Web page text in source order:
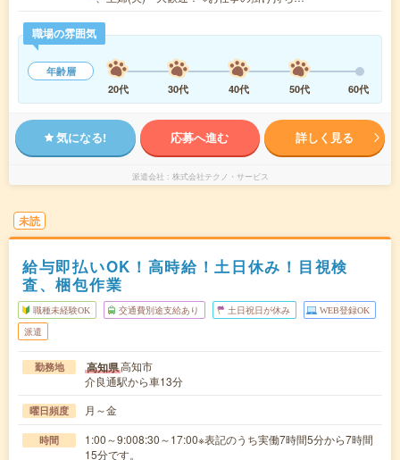
職場の雰囲気
年齢層
20代
30代 40代 50代 60代
気になる! 応募へ進む 詳しく見る
派遣会社 株式会社テクノ・サービス
未読
給与即払いOK！高時給！土日休み！目視検
査、梱包作業
職種未経験OK 交通費別途支給あり 土日祝日が休み WEB登録OK
派遣
勤務地 高知県高知市
介良通駅から車13分
曜日頻度 月～金
時間
1:00～9:008:30～17:00※表記のうち実働7時間5分から7時間
15分です。